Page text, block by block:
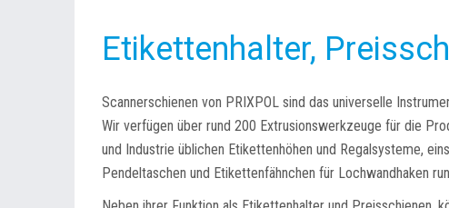
Etikettenhalter,
Scannerschienen von PRIXPOL sind das universelle
Wir verfügen über rund 200 Extrusionswerkzeuge für die
und Industrie üblichen Etikettenhöhen und Regalsysteme,
Pendeltaschen und Etikettenfähnchen für Lochwandhaken